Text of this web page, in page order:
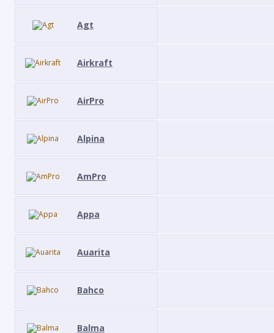
Agt
Airkraft
AirPro
Alpina
AmPro
Appa
Auarita
Bahco
Balma